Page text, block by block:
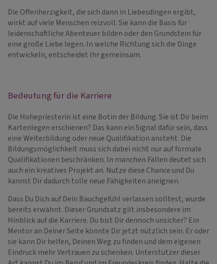
Die Offenherzigkeit, die sich dann in Liebesdingen ergibt,
wirkt auf viele Menschen reizvoll. Sie kann die Basis für
leidenschaftliche Abenteuer bilden oder den Grundstein für
eine große Liebe legen. In welche Richtung sich die Dinge
entwickeln, entscheidet Ihr gemeinsam.
Bedeutung für die Karriere
Die Hohepriesterin ist eine Botin der Bildung. Sie ist Dir beim
Kartenlegen erschienen? Das kann ein Signal dafür sein, dass
eine Weiterbildung oder neue Qualifikation ansteht. Die
Bildungsmöglichkeit muss sich dabei nicht nur auf formale
Qualifikationen beschränken. In manchen Fällen deutet sich
auch ein kreatives Projekt an. Nutze diese Chance und Du
kannst Dir dadurch tolle neue Fähigkeiten aneignen.
Dass Du Dich auf Dein Bauchgefühl verlassen solltest, wurde
bereits erwähnt. Dieser Grundsatz gilt insbesondere im
Hinblick auf die Karriere. Du bist Dir dennoch unsicher? Ein
Mentor an Deiner Seite könnte Dir jetzt nützlich sein. Er oder
sie kann Dir helfen, Deinen Weg zu finden und dem eigenen
Eindruck mehr Vertrauen zu schenken. Unterstützer dieser